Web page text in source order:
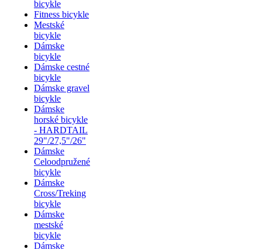
bicykle
Fitness bicykle
Mestské
bicykle
Dámske
bicykle
Dámske cestné
bicykle
Dámske gravel
bicykle
Dámske
horské bicykle
- HARDTAIL
29"/27,5"/26"
Dámske
Celoodpružené
bicykle
Dámske
Cross/Treking
bicykle
Dámske
mestské
bicykle
Dámske